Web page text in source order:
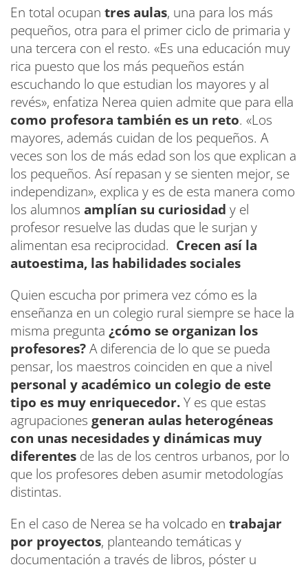
En total ocupan tres aulas, una para los más
pequeños, otra para el primer ciclo de primaria y
una tercera con el resto. «Es una educación muy
rica puesto que los más pequeños están
escuchando lo que estudian los mayores y al
revés», enfatiza Nerea quien admite que para ella
como profesora también es un reto. «Los
mayores, además cuidan de los pequeños. A
veces son los de más edad son los que explican a
los pequeños. Así repasan y se sienten mejor, se
independizan», explica y es de esta manera como
los alumnos amplían su curiosidad y el
profesor resuelve las dudas que le surjan y
alimentan esa reciprocidad. Crecen así la
autoestima, las habilidades sociales
Quien escucha por primera vez cómo es la
enseñanza en un colegio rural siempre se hace la
misma pregunta ¿cómo se organizan los
profesores?A diferencia de lo que se pueda
pensar, los maestros coinciden en que a nivel
personal y académico un colegio de este
tipo es muy enriquecedor.Y es que estas
agrupaciones generan aulas heterogéneas
con unas necesidades y dinámicas muy
diferentes de las de los centros urbanos, por lo
que los profesores deben asumir metodologías
distintas.
En el caso de Nerea se ha volcado en trabajar
por proyectos, planteando temáticas y
documentación a través de libros, póster u